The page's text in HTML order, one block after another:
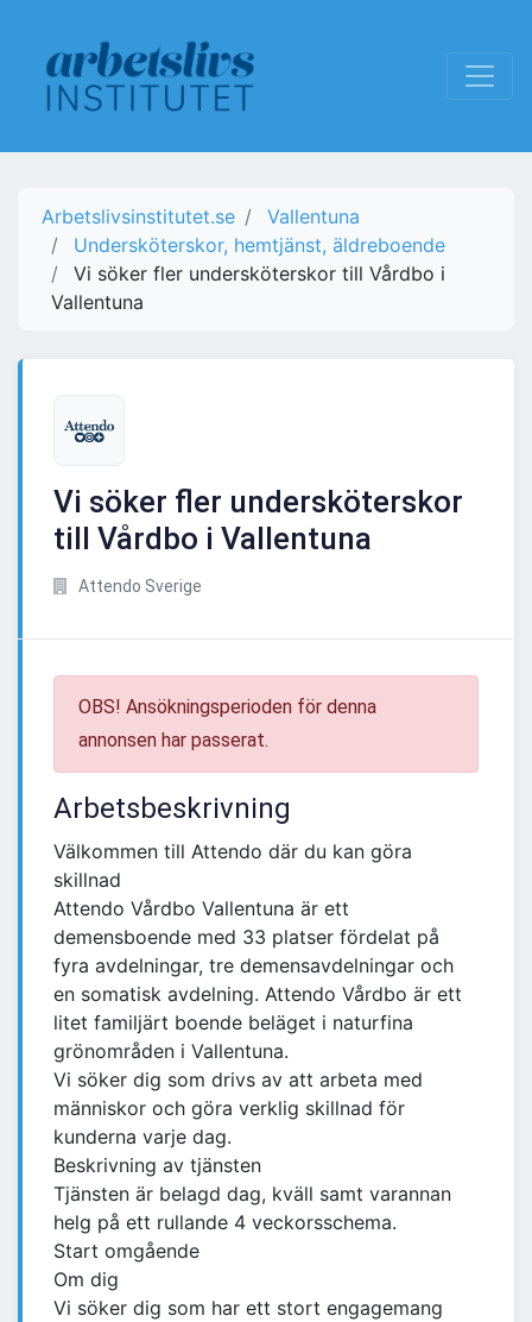
Arbetslivsinstitutet.se
Vallentuna
Undersköterskor, hemtjänst, äldreboende
Vi söker fler undersköterskor till Vårdbo i
Vallentuna
Vi söker fler undersköterskor
till Vårdbo i Vallentuna
Attendo Sverige
OBS! Ansökningsperioden för denna
annonsen har passerat.
Arbetsbeskrivning
Välkommen till Attendo där du kan göra
skillnad
Attendo Vårdbo Vallentuna är ett
demensboende med 33 platser fördelat på
fyra avdelningar, tre demensavdelningar och
en somatisk avdelning. Attendo Vårdbo är ett
litet familjärt boende beläget i naturfina
grönområden i Vallentuna.
Vi söker dig som drivs av att arbeta med
människor och göra verklig skillnad för
kunderna varje dag.
Beskrivning av tjänsten
Tjänsten är belagd dag, kväll samt varannan
helg på ett rullande 4 veckorsschema.
Start omgående
Om dig
Vi söker dig som har ett stort engagemang